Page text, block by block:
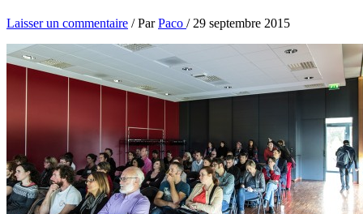
Laisser un commentaire / ParPaco / 29 septembre 2015